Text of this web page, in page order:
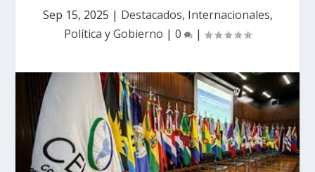
Sep 15, 2025 | Destacados, Internacionales,
Política y Gobierno | 0 |